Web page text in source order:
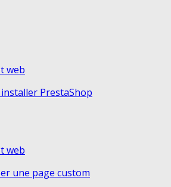
web
PrestaShop
web
une page custom